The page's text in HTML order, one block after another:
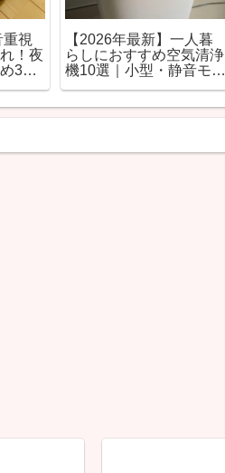
ット
要？
トと
【2026年最新】部屋干
しにおすすめ除湿機10選
｜洗濯物が早く乾く人気